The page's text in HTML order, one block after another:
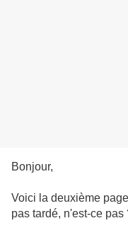
Bonjour,
Voici la deuxième
pas tardé, n'est-ce pas